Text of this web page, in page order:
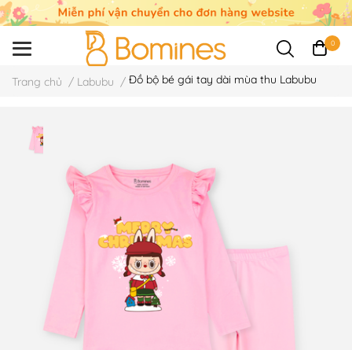
0
Trang chủ / Labubu / Đồ bộ bé gái tay dài mùa thu Labubu